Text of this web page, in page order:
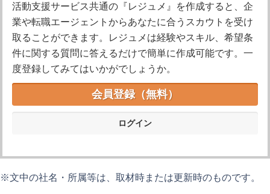
活動支援サービス共通の『レジュメ』を作成すると、企
業や転職エージェントからあなたに合うスカウトを受け
取ることができます。レジュメは経験やスキル、希望条
件に関する質問に答えるだけで簡単に作成可能です。一
度登録してみてはいかがでしょうか。
会員登録（無料）
ログイン
※文中の社名・所属等は、取材時または更新時のものです。